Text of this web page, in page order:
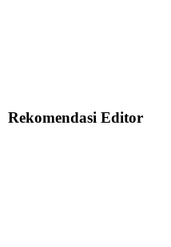
Rekomendasi Editor